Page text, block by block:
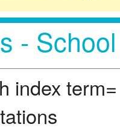
-
index term=